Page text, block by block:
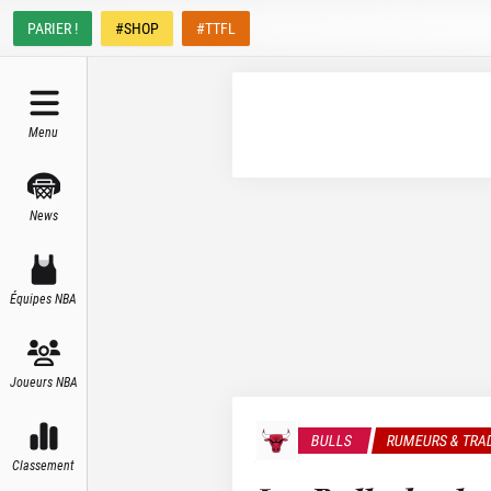
PARIER ! #SHOP #TTFL
Menu
News
Équipes NBA
Joueurs NBA
Classement
BULLS RUMEURS &